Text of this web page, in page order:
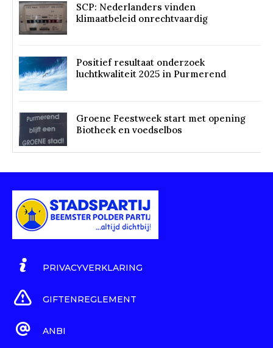
SCP: Nederlanders vinden
klimaatbeleid onrechtvaardig
Positief resultaat onderzoek
luchtkwaliteit 2025 in Purmerend
Groene Feestweek start met opening
Biotheek en voedselbos
PRIVACYVERKLARING
GIFTENREGLEMENT
ANBI